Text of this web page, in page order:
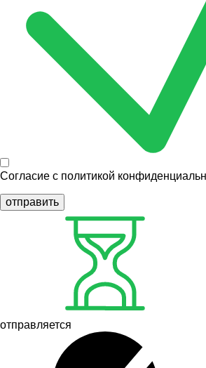
Согласие с политикой
отправить
отправляется